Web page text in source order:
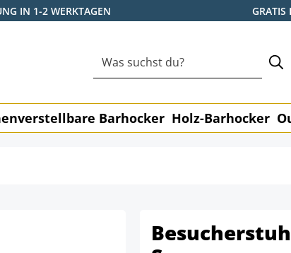
IN 1-2 WERKTAGEN GRATIS
Barhocker Holz-Barhocker